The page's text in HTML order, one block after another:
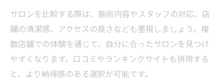
サロンを比較する際は、施術内容やスタッフの対応、店
舗の清潔感、アクセスの良さなども重視しましょう。複
数店舗での体験を通じて、自分に合ったサロンを見つけ
やすくなります。口コミやランキングサイトも併用する
と、より納得感のある選択が可能です。